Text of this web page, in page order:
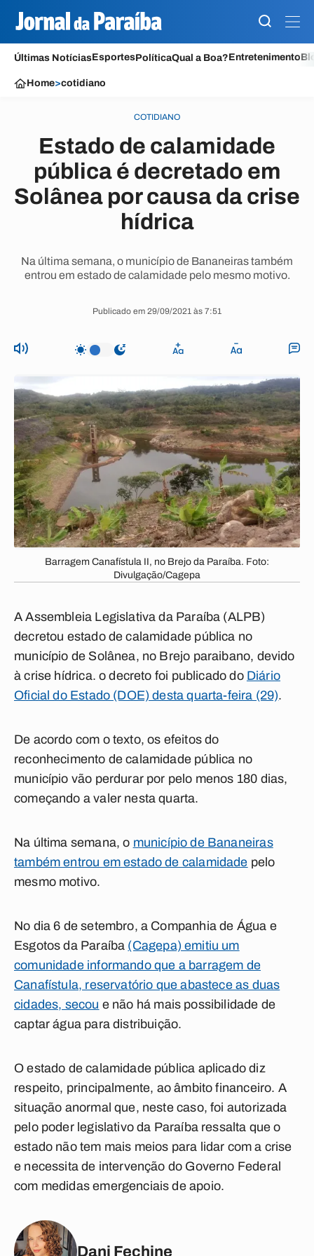
Últimas NotíciasEsportesPolíticaQual a Boa?Entretenimento
Home>cotidiano
COTIDIANO
Estado de calamidade
pública é decretado em
Solânea por causa da crise
hídrica
Na última semana, o município de Bananeiras também
entrou em estado de calamidade pelo mesmo motivo.
Publicado em 29/09/2021 às 7:51
Barragem Canafístula II, no Brejo da Paraíba. Foto:
Divulgação/Cagepa
A Assembleia Legislativa da Paraíba (ALPB)
decretou estado de calamidade pública no
município de Solânea, no Brejo paraibano, devido
à crise hídrica. o decreto foi publicado do Diário
Oficial do Estado (DOE) desta quarta-feira (29).
De acordo com o texto, os efeitos do
reconhecimento de calamidade pública no
município vão perdurar por pelo menos 180 dias,
começando a valer nesta quarta.
Na última semana, o município de Bananeiras
também entrou em estado de calamidade pelo
mesmo motivo.
No dia 6 de setembro, a Companhia de Água e
Esgotos da Paraíba (Cagepa) emitiu um
comunidade informando que a barragem de
Canafístula, reservatório que abastece as duas
cidades, secou e não há mais possibilidade de
captar água para distribuição.
O estado de calamidade pública aplicado diz
respeito, principalmente, ao âmbito financeiro. A
situação anormal que, neste caso, foi autorizada
pelo poder legislativo da Paraíba ressalta que o
estado não tem mais meios para lidar com a crise
e necessita de intervenção do Governo Federal
com medidas emergenciais de apoio.
Dani Fechine